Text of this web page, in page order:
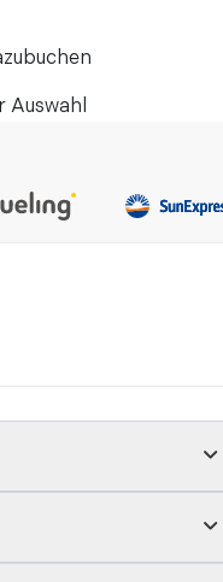
erbracht werden
Auswahl